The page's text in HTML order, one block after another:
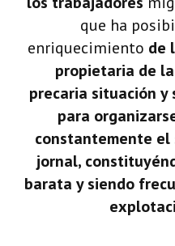
que ha
enriquecimiento de
propietaria de
precaria situación
para
constantemente
jornal,
barata y siendo